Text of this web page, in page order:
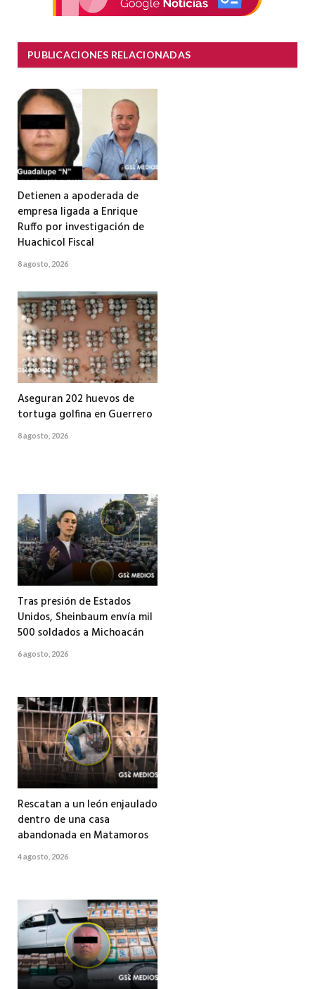
PUBLICACIONES RELACIONADAS
Detienen a apoderada de
empresa ligada a Enrique
Ruffo por investigación de
Huachicol Fiscal
8 agosto, 2026
Aseguran 202 huevos de
tortuga golfina en Guerrero
8 agosto, 2026
Tras presión de Estados
Unidos, Sheinbaum envía mil
500 soldados a Michoacán
6 agosto, 2026
Rescatan a un león enjaulado
dentro de una casa
abandonada en Matamoros
4 agosto, 2026